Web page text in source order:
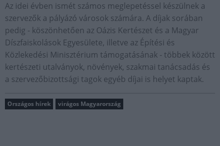
Az idei évben ismét számos meglepetéssel készülnek a
szervezők a pályázó városok számára. A díjak sorában
pedig - köszönhetően az Oázis Kertészet és a Magyar
Díszfaiskolások Egyesülete, illetve az Építési és
Közlekedési Minisztérium támogatásának - többek között
kertészeti utalványok, növények, szakmai tanácsadás és
a szervezőbizottsági tagok egyéb díjai is helyet kaptak.
Országos hírek virágos Magyarország